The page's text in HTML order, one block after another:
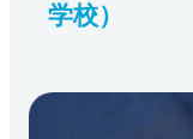
学校）